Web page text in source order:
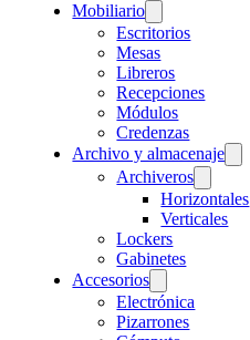
Mobiliario
Escritorios
Mesas
Libreros
Recepciones
Módulos
Credenzas
Archivo y almacenaje
Archiveros
Horizontales
Verticales
Lockers
Gabinetes
Accesorios
Electrónica
Pizarrones